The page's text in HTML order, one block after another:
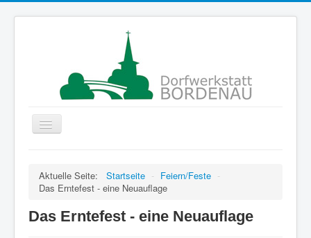
Navigation
an/aus
Gruppen
Aktuelle Seite: Startseite - Feiern/Feste -
Das Erntefest - eine Neuauflage
Das Erntefest - eine Neuauflage